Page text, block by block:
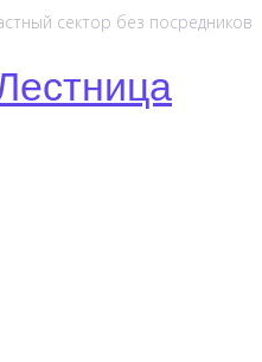
сектор без посредников